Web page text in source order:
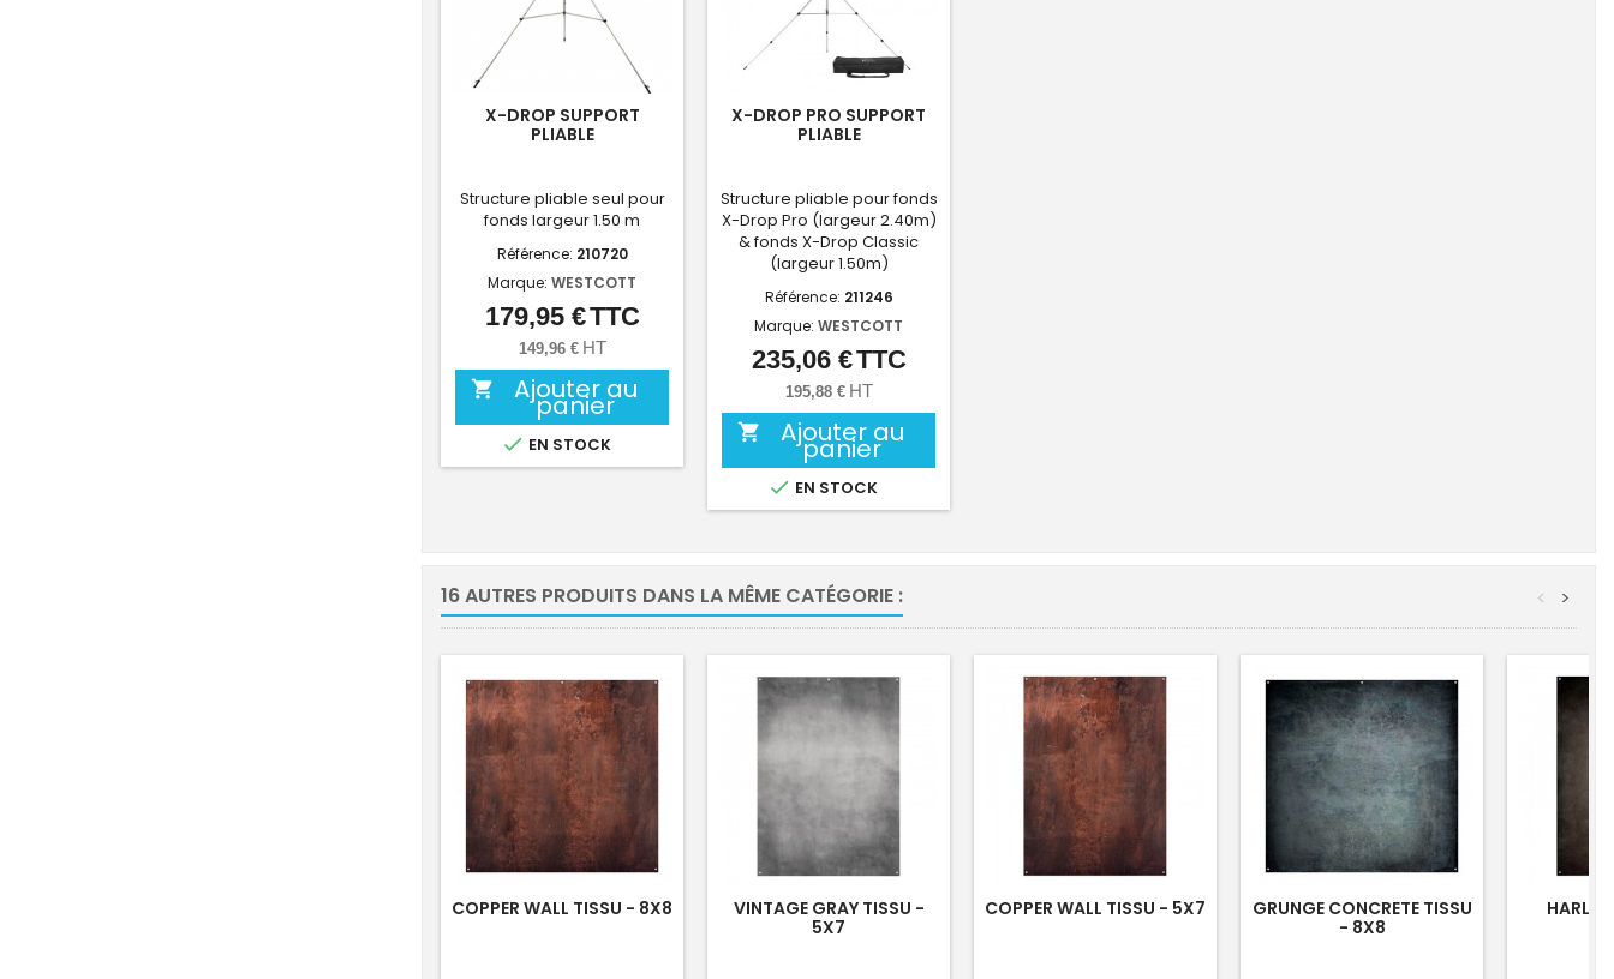
X-DROP SUPPORT
PLIABLE
Structure pliable seul pour
fonds largeur 1.50 m
Référence: 210720
Marque: WESTCOTT
Prix
179,95 €TTC
149,96 € HT
 Ajouter au
panier
 EN STOCK
X-DROP PRO SUPPORT
PLIABLE
Structure pliable pour fonds
X-Drop Pro (largeur 2.40m)
& fonds X-Drop Classic
(largeur 1.50m)
Référence: 211246
Marque: WESTCOTT
Prix
235,06 €TTC
195,88 € HT
 Ajouter au
panier
 EN STOCK
16 AUTRES PRODUITS DANS LA MÊME CATÉGORIE : >
<
COPPER WALL TISSU - 8X8
VINTAGE GRAY TISSU -
5X7
COPPER WALL TISSU - 5X7
GRUNGE CONCRETE TISSU
- 8X8